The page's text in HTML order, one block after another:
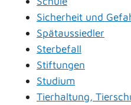
Sicherheit und
Spätaussiedler
Sterbefall
Stiftungen
Studium
Tierhaltung,